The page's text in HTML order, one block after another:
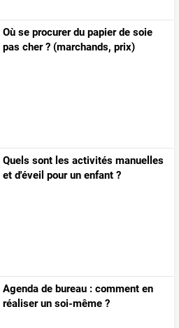
Où se procurer du papier de soie
pas cher ? (marchands, prix)
Quels sont les activités manuelles
et d'éveil pour un enfant ?
Agenda de bureau : comment en
réaliser un soi-même ?